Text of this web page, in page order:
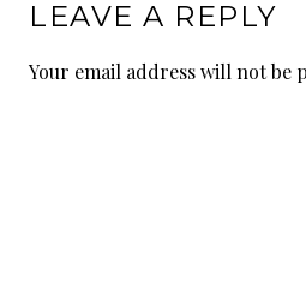
LEAVE A REPLY
Your email address will not be